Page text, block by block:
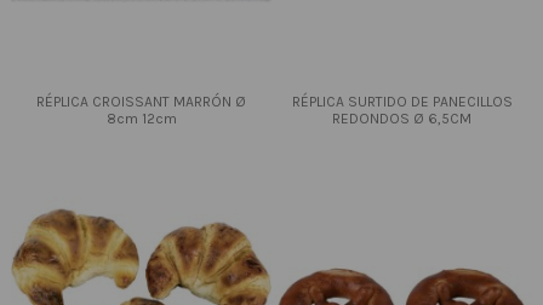
RÉPLICA CROISSANT MARRÓN Ø
8cm 12cm
RÉPLICA SURTIDO DE PANECILLOS
REDONDOS Ø 6,5CM